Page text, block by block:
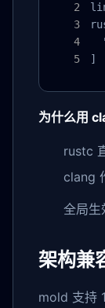
]
为什么用
rustc
clang
全局生
架构兼
mold 支持